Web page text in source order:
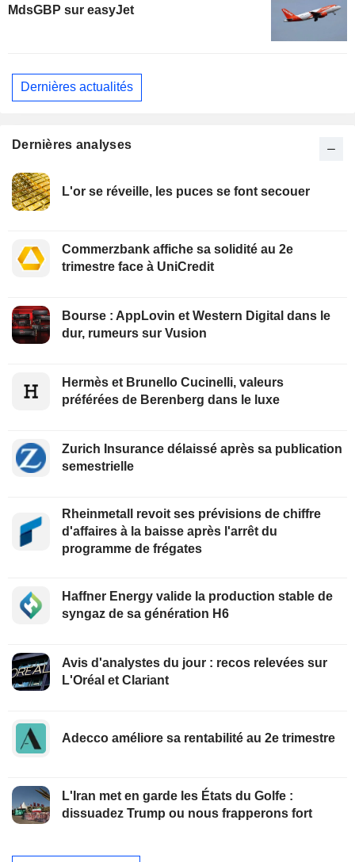
MdsGBP sur easyJet
Dernières actualités
Dernières analyses
L'or se réveille, les puces se font secouer
Commerzbank affiche sa solidité au 2e
trimestre face à UniCredit
Bourse : AppLovin et Western Digital dans le
dur, rumeurs sur Vusion
Hermès et Brunello Cucinelli, valeurs
préférées de Berenberg dans le luxe
Zurich Insurance délaissé après sa publication
semestrielle
Rheinmetall revoit ses prévisions de chiffre
d'affaires à la baisse après l'arrêt du
programme de frégates
Haffner Energy valide la production stable de
syngaz de sa génération H6
Avis d'analystes du jour : recos relevées sur
L'Oréal et Clariant
Adecco améliore sa rentabilité au 2e trimestre
L'Iran met en garde les États du Golfe :
dissuadez Trump ou nous frapperons fort